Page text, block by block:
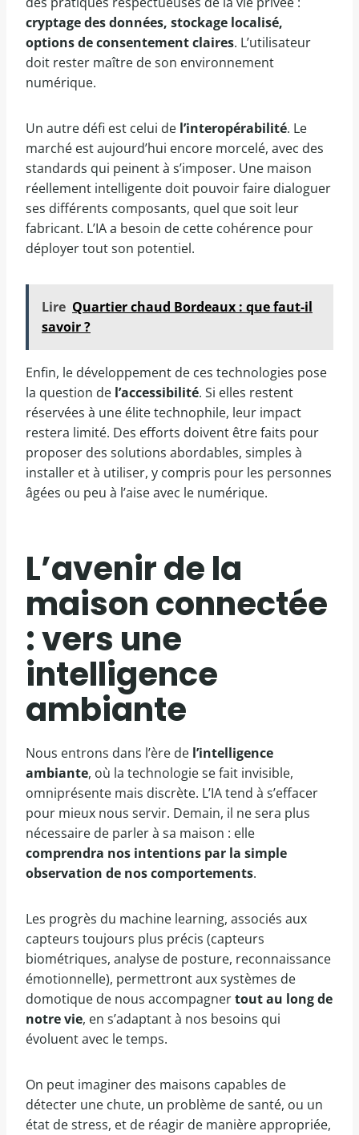
cryptage des données, stockage localisé,
options de consentement claires. L’utilisateur
doit rester maître de son environnement
numérique.
Un autre défi est celui de l’interopérabilité. Le
marché est aujourd’hui encore morcelé, avec des
standards qui peinent à s’imposer. Une maison
réellement intelligente doit pouvoir faire dialoguer
ses différents composants, quel que soit leur
fabricant. L’IA a besoin de cette cohérence pour
déployer tout son potentiel.
Lire Quartier chaud Bordeaux : que faut-il
savoir ?
Enfin, le développement de ces technologies pose
la question de l’accessibilité. Si elles restent
réservées à une élite technophile, leur impact
restera limité. Des efforts doivent être faits pour
proposer des solutions abordables, simples à
installer et à utiliser, y compris pour les personnes
âgées ou peu à l’aise avec le numérique.
L’avenir de la
maison connectée
: vers une
intelligence
ambiante
Nous entrons dans l’ère de l’intelligence
ambiante, où la technologie se fait invisible,
omniprésente mais discrète. L’IA tend à s’effacer
pour mieux nous servir. Demain, il ne sera plus
nécessaire de parler à sa maison : elle
comprendra nos intentions par la simple
observation de nos comportements.
Les progrès du machine learning, associés aux
capteurs toujours plus précis (capteurs
biométriques, analyse de posture, reconnaissance
émotionnelle), permettront aux systèmes de
domotique de nous accompagnertout au long de
notre vie, en s’adaptant à nos besoins qui
évoluent avec le temps.
On peut imaginer des maisons capables de
détecter une chute, un problème de santé, ou un
état de stress, et de réagir de manière appropriée,